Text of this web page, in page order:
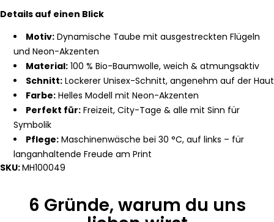
Details auf einen Blick
Motiv: Dynamische Taube mit ausgestreckten Flügeln
und Neon-Akzenten
Material: 100 % Bio-Baumwolle, weich & atmungsaktiv
Schnitt: Lockerer Unisex-Schnitt, angenehm auf der Haut
Farbe: Helles Modell mit Neon-Akzenten
Perfekt für: Freizeit, City-Tage & alle mit Sinn für
Symbolik
Pflege: Maschinenwäsche bei 30 °C, auf links – für
langanhaltende Freude am Print
SKU:MH100049
6 Gründe, warum du uns